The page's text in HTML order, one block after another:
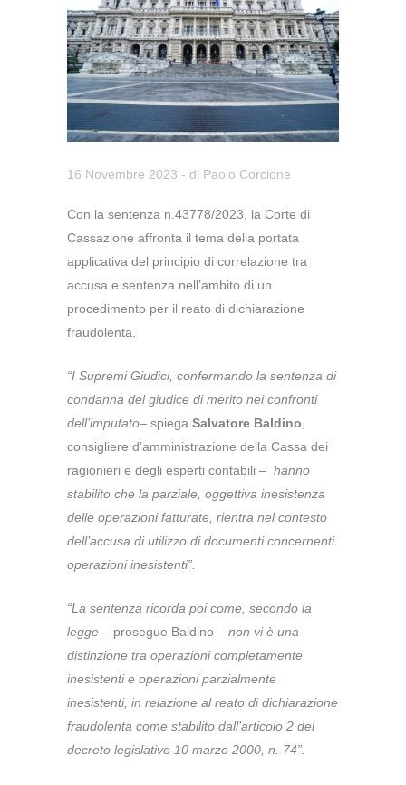
16 Novembre 2023 - di Paolo Corcione
Con la sentenza n.43778/2023, la Corte di
Cassazione affronta il tema della portata
applicativa del principio di correlazione tra
accusa e sentenza nell’ambito di un
procedimento per il reato di dichiarazione
fraudolenta.
“I Supremi Giudici, confermando la sentenza di
condanna del giudice di merito nei confronti
dell’imputato– spiega Salvatore Baldino
consigliere d’amministrazione della Cassa dei
ragionieri e degli esperti contabili – hanno
stabilito che la parziale, oggettiva inesistenza
delle operazioni fatturate, rientra nel contesto
dell’accusa di utilizzo di documenti concernenti
operazioni inesistenti”.
“La sentenza ricorda poi come, secondo la
legge – prosegue Baldino – non vi è una
distinzione tra operazioni completamente
inesistenti e operazioni parzialmente
inesistenti, in relazione al reato di dichiarazione
fraudolenta come stabilito dall’articolo 2 del
decreto legislativo 10 marzo 2000, n. 74”.